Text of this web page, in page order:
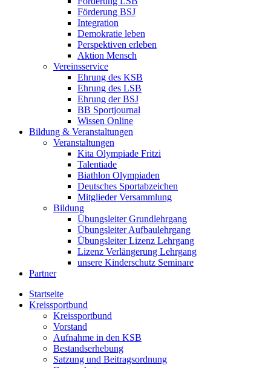
Förderung BSJ
Integration
Demokratie leben
Perspektiven erleben
Aktion Mensch
Vereinsservice
Ehrung des KSB
Ehrung des LSB
Ehrung der BSJ
BB Sportjournal
Wissen Online
Bildung & Veranstaltungen
Veranstaltungen
Kita Olympiade Fritzi
Talentiade
Biathlon Olympiaden
Deutsches Sportabzeichen
Mitglieder Versammlung
Bildung
Übungsleiter Grundlehrgang
Übungsleiter Aufbaulehrgang
Übungsleiter Lizenz Lehrgang
Lizenz Verlängerung Lehrgang
unsere Kinderschutz Seminare
Partner
Startseite
Kreissportbund
Kreissportbund
Vorstand
Aufnahme in den KSB
Bestandserhebung
Satzung und Beitragsordnung